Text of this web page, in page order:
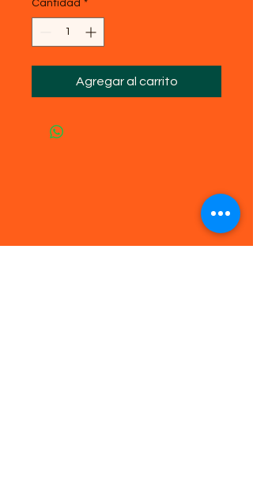
Cantidad *
Agregar al carrito